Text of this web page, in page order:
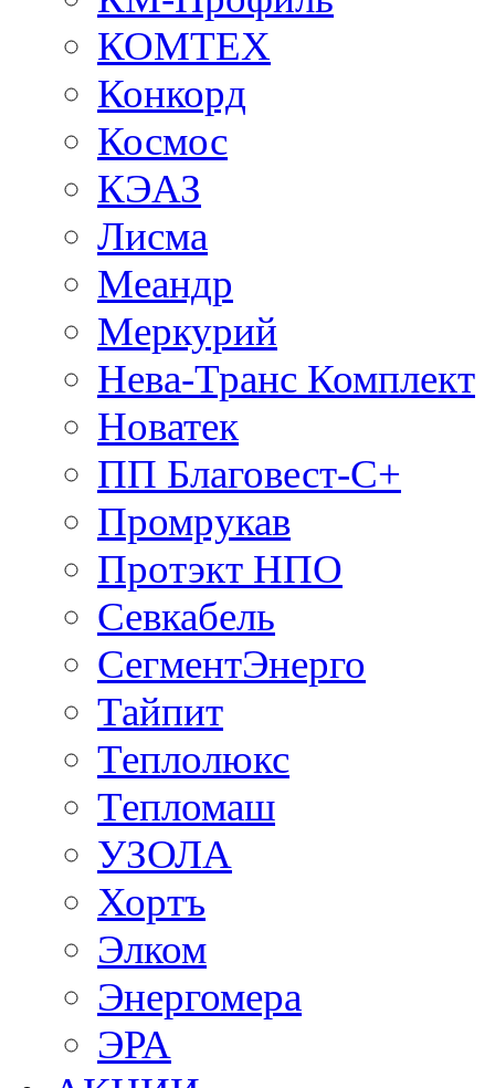
КОМТЕХ
Конкорд
Космос
КЭАЗ
Лисма
Меандр
Меркурий
Нева-Транс Комплект
Новатек
ПП Благовест-С+
Промрукав
Протэкт НПО
Севкабель
СегментЭнерго
Тайпит
Теплолюкс
Тепломаш
УЗОЛА
Хортъ
Элком
Энергомера
ЭРА